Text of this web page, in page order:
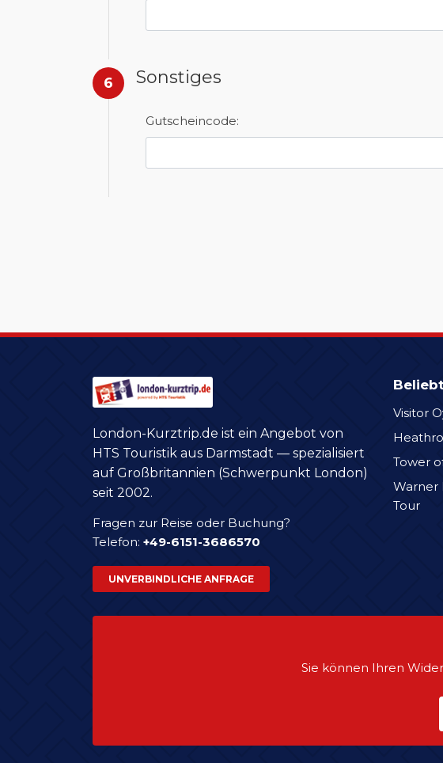
6 Sonstiges
Gutscheincode:
London-Kurztrip.de ist ein Angebot von
HTS Touristik aus Darmstadt — spezialisiert
auf Großbritannien (Schwerpunkt London)
seit 2002.
Fragen zur Reise oder Buchung?
Telefon: +49-6151-3686570
UNVERBINDLICHE ANFRAGE
Visitor
Tower
Warner
Tour
Sie können Ihren